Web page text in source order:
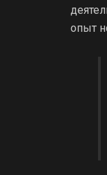
опыт